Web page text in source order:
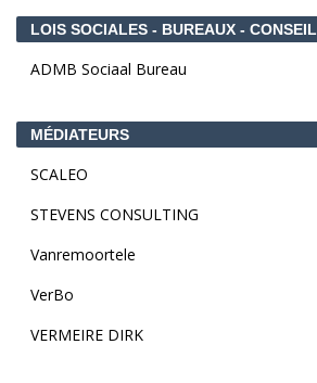
LOIS SOCIALES - BUREAUX - CONSEIL
ADMB Sociaal Bureau
MÉDIATEURS
SCALEO
STEVENS CONSULTING
Vanremoortele
VerBo
VERMEIRE DIRK